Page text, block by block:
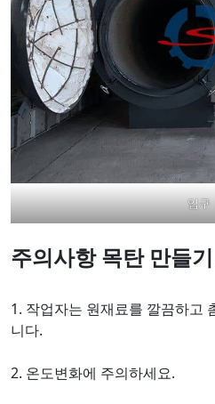
입구
주의사항목탄 만들
1. 작업자는 원재료를 깔끔하고
니다.
2. 온도변화에 주의하세요.